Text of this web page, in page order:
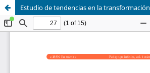
Estudio de tendencias en la